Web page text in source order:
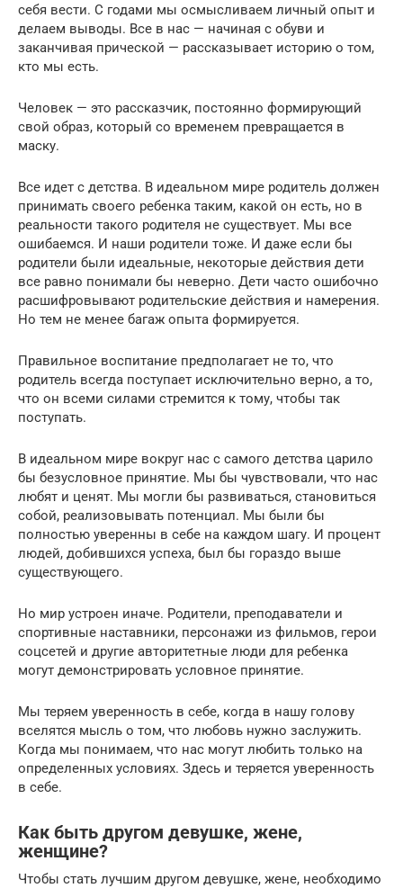
себя вести. С годами мы осмысливаем личный опыт и
делаем выводы. Все в нас — начиная с обуви и
заканчивая прической — рассказывает историю о том,
кто мы есть.
Человек — это рассказчик, постоянно формирующий
свой образ, который со временем превращается в
маску.
Все идет с детства. В идеальном мире родитель должен
принимать своего ребенка таким, какой он есть, но в
реальности такого родителя не существует. Мы все
ошибаемся. И наши родители тоже. И даже если бы
родители были идеальные, некоторые действия дети
все равно понимали бы неверно. Дети часто ошибочно
расшифровывают родительские действия и намерения.
Но тем не менее багаж опыта формируется.
Правильное воспитание предполагает не то, что
родитель всегда поступает исключительно верно, а то,
что он всеми силами стремится к тому, чтобы так
поступать.
В идеальном мире вокруг нас с самого детства царило
бы безусловное принятие. Мы бы чувствовали, что нас
любят и ценят. Мы могли бы развиваться, становиться
собой, реализовывать потенциал. Мы были бы
полностью уверенны в себе на каждом шагу. И процент
людей, добившихся успеха, был бы гораздо выше
существующего.
Но мир устроен иначе. Родители, преподаватели и
спортивные наставники, персонажи из фильмов, герои
соцсетей и другие авторитетные люди для ребенка
могут демонстрировать условное принятие.
Мы теряем уверенность в себе, когда в нашу голову
вселятся мысль о том, что любовь нужно заслужить.
Когда мы понимаем, что нас могут любить только на
определенных условиях. Здесь и теряется уверенность
в себе.
Как быть другом девушке, жене,
женщине?
Чтобы стать лучшим другом девушке, жене, необходимо